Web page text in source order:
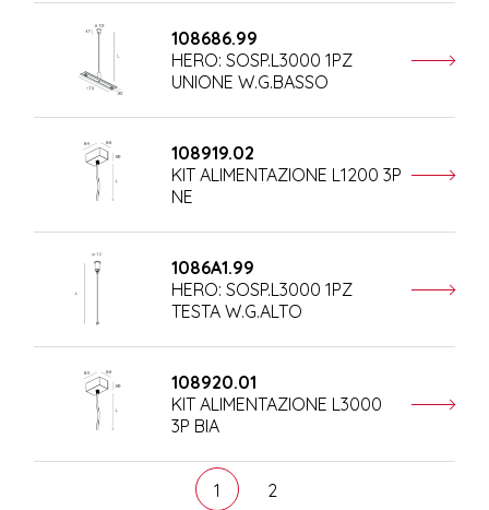
108686.99
HERO: SOSP.L3000 1PZ
UNIONE W.G.BASSO
108919.02
KIT ALIMENTAZIONE L1200 3P
NE
1086A1.99
HERO: SOSP.L3000 1PZ
TESTA W.G.ALTO
108920.01
KIT ALIMENTAZIONE L3000
3P BIA
1 2